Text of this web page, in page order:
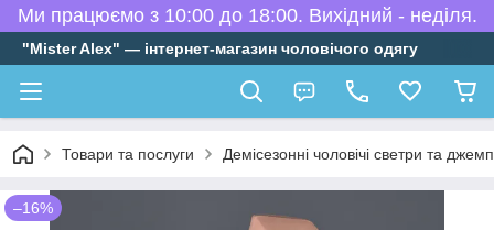
Ми працюємо з 10:00 до 18:00. Вихідний - неділя.
"Mister Alex" — інтернет-магазин чоловічого одягу
Товари та послуги Демісезонні чоловічі светри та
–16%